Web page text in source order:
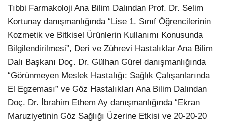
Tıbbi Farmakoloji Ana Bilim Dalından Prof. Dr. Selim
Kortunay danışmanlığında “Lise 1. Sınıf Öğrencilerinin
Kozmetik ve Bitkisel Ürünlerin Kullanımı Konusunda
Bilgilendirilmesi”, Deri ve Zührevi Hastalıklar Ana Bilim
Dalı Başkanı Doç. Dr. Gülhan Gürel danışmanlığında
“Görünmeyen Meslek Hastalığı: Sağlık Çalışanlarında
El Egzeması” ve Göz Hastalıkları Ana Bilim Dalından
Doç. Dr. İbrahim Ethem Ay danışmanlığında “Ekran
Maruziyetinin Göz Sağlığı Üzerine Etkisi ve 20-20-20